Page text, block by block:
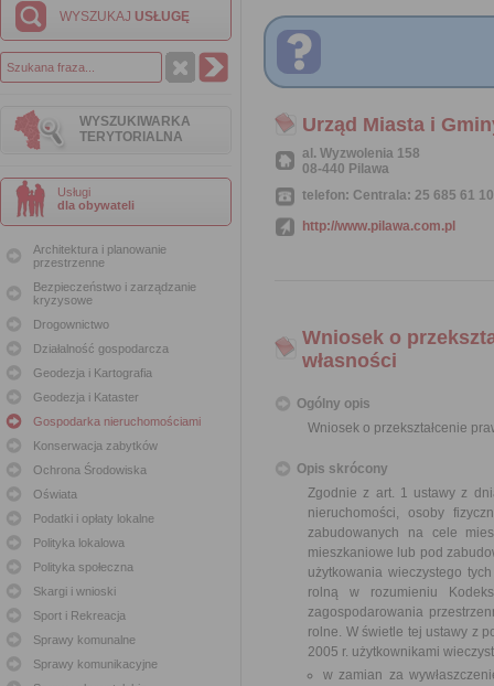
WYSZUKAJ USŁUGĘ
WYSZUKIWARKA
TERYTORIALNA
Usługi
dla obywateli
Architektura i planowanie
przestrzenne
Bezpieczeństwo i zarządzanie
kryzysowe
Drogownictwo
Działalność gospodarcza
Geodezja i Kartografia
Geodezja i Kataster
Gospodarka nieruchomościami
Konserwacja zabytków
Ochrona Środowiska
Oświata
Podatki i opłaty lokalne
Polityka lokalowa
Polityka społeczna
Skargi i wnioski
Sport i Rekreacja
Sprawy komunalne
Sprawy komunikacyjne
Urząd Miasta i
al. Wyzwolenia 158
08-440 Pilawa
telefon: Centrala: 25 685 61 10
http://www.pilawa.com.pl
Wniosek o
własności
Ogólny opis
Wniosek o przekształcenie
Opis skrócony
Zgodnie z art. 1 ustawy z
nieruchomości, osoby
zabudowanych na cele
mieszkaniowe lub pod
użytkowania wieczystego
rolną w rozumieniu
zagospodarowania
rolne. W świetle tej ustawy z
2005 r. użytkownikami
w zamian za